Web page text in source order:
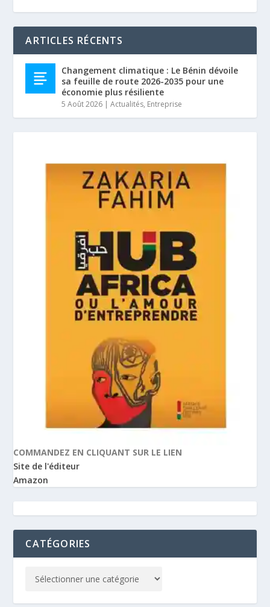
ARTICLES RÉCENTS
Changement climatique : Le Bénin dévoile
sa feuille de route 2026-2035 pour une
économie plus résiliente
5 Août 2026 |Actualités, Entreprise
COMMANDEZ EN CLIQUANT SUR LE LIEN
Site de l'éditeur
Amazon
CATÉGORIES